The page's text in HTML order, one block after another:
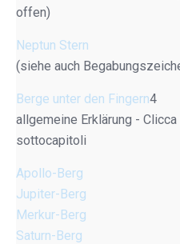
offen)
Neptun Stern
(siehe auch
Berge unter den Fingern4
allgemeine Erklärung -
sottocapitoli
Apollo-Berg
Jupiter-Berg
Merkur-Berg
Saturn-Berg